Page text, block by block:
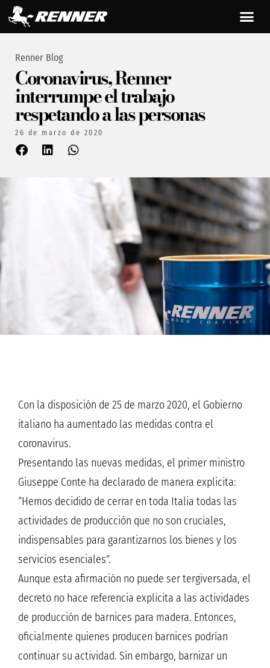
Renner Blog
Coronavirus, Renner
interrumpe el trabajo
respetando a las personas
26 de marzo de 2020
Con la disposición de 25 de marzo 2020, el Gobierno
italiano ha aumentado las medidas contra el
coronavirus.
Presentando las nuevas medidas, el primer ministro
Giuseppe Conte ha declarado de manera explicita:
“Hemos decidido de cerrar en toda Italia todas las
actividades de producción que no son cruciales,
indispensables para garantizarnos los bienes y los
servicios esenciales”.
Aunque esta afirmación no puede ser tergiversada, el
decreto no hace referencia explicita a las actividades
de producción de barnices para madera. Entonces,
oficialmente quienes producen barnices podrían
continuar su actividad. Sin embargo, barnizar un